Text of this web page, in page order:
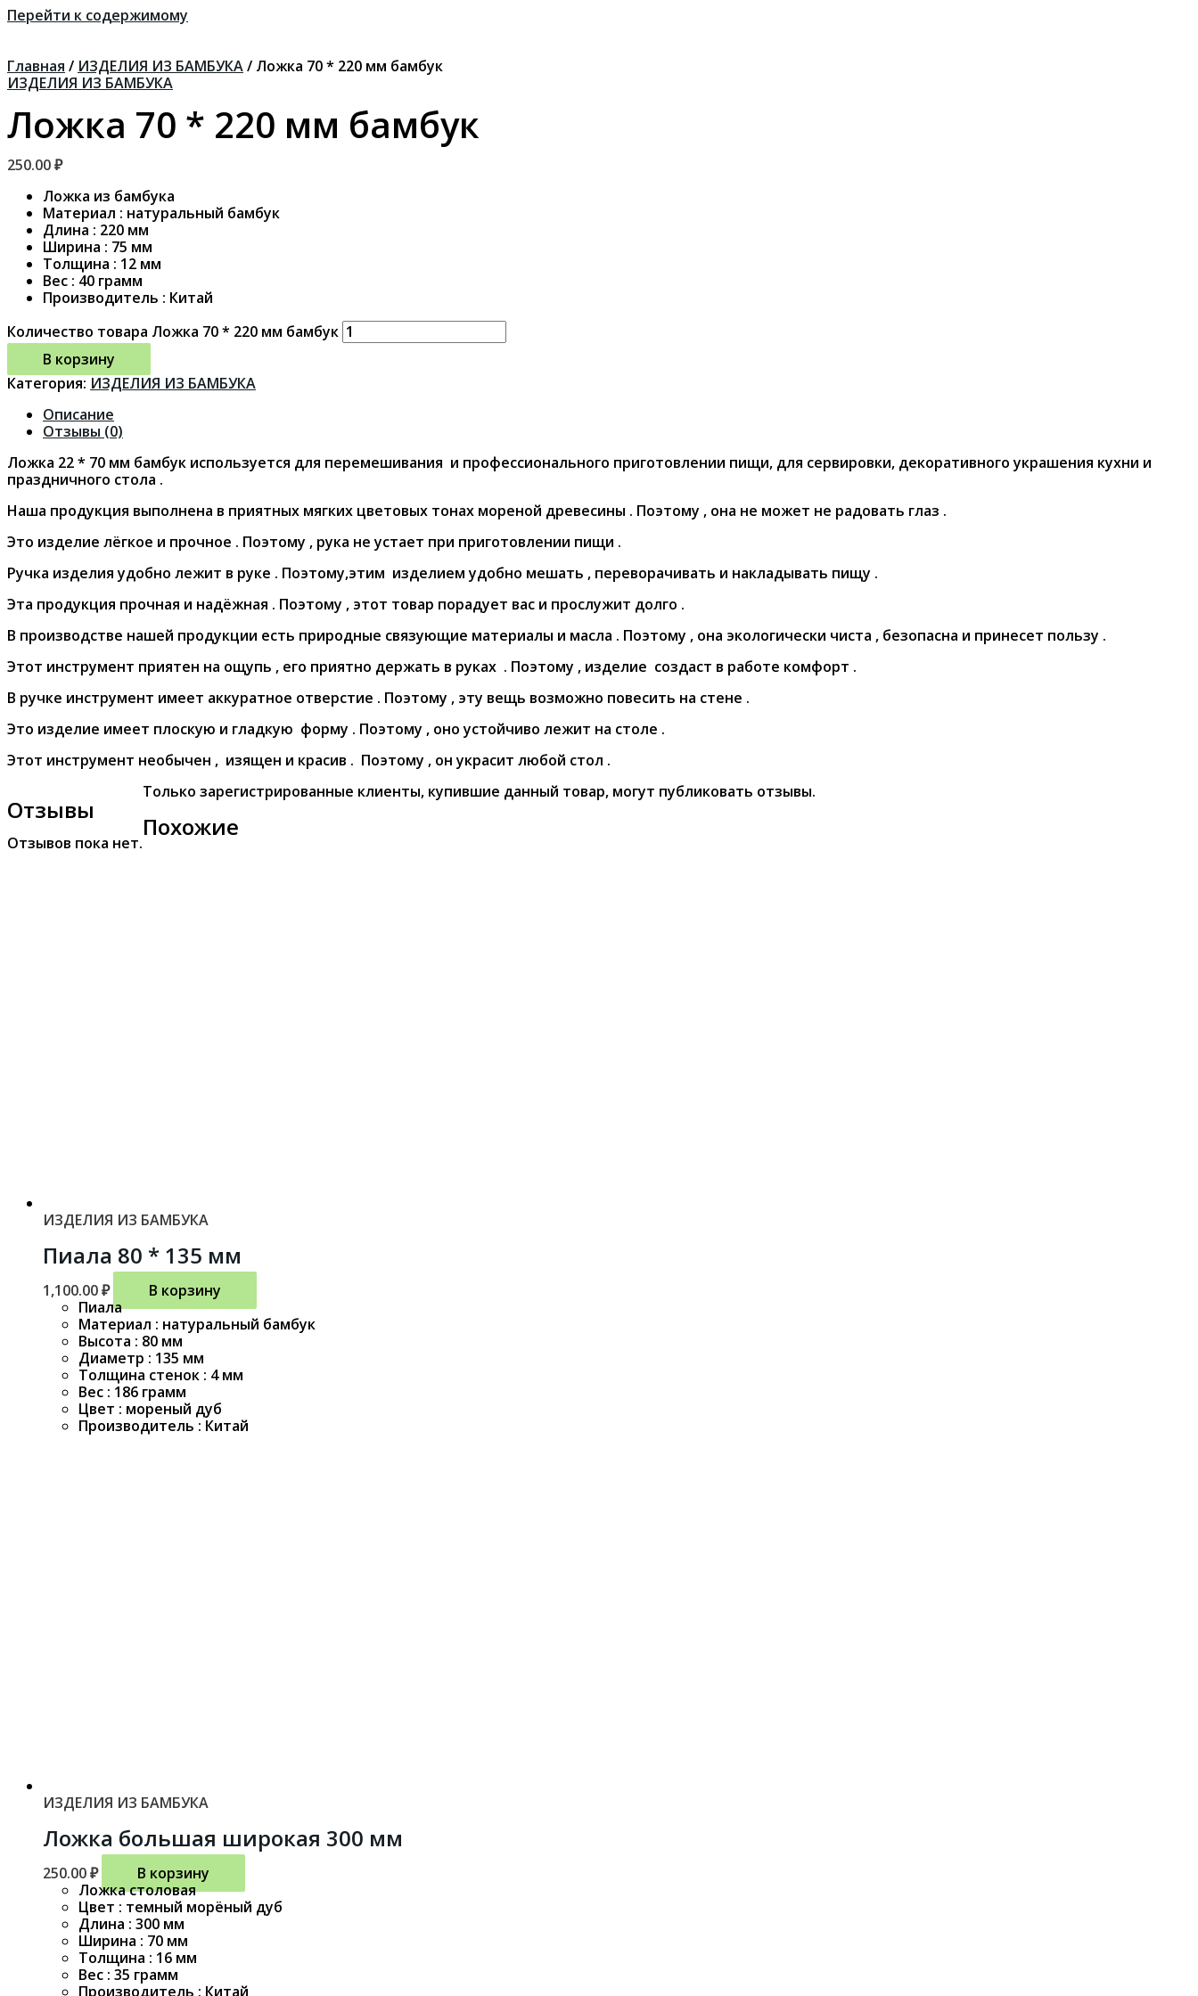
Перейти к содержимому
Главная / ИЗДЕЛИЯ ИЗ БАМБУКА/ Ложка 70 * 220 мм бамбук
ИЗДЕЛИЯ ИЗ БАМБУКА
Ложка 70 * 220 мм бамбук
250.00₽
Ложка из бамбука
Материал : натуральный бамбук
Длина : 220 мм
Ширина : 75 мм
Толщина : 12 мм
Вес : 40 грамм
Производитель : Китай
Количество товара Ложка 70 * 220 мм бамбук
В корзину
Категория: ИЗДЕЛИЯ ИЗ БАМБУКА
Описание
Отзывы (0)
Ложка 22 * 70 мм бамбук используется для перемешивания и профессионального приготовлении пищи, для сервировки, декоративного украшения кухни и
праздничного стола .
Наша продукция выполнена в приятных мягких цветовых тонах мореной древесины . Поэтому , она не может не радовать глаз .
Это изделие лёгкое и прочное . Поэтому , рука не устает при приготовлении пищи .
Ручка изделия удобно лежит в руке . Поэтому,этим изделием удобно мешать , переворачивать и накладывать пищу .
Эта продукция прочная и надёжная . Поэтому , этот товар порадует вас и прослужит долго .
В производстве нашей продукции есть природные связующие материалы и масла . Поэтому , она экологически чиста , безопасна и принесет пользу .
Этот инструмент приятен на ощупь , его приятно держать в руках . Поэтому , изделие создаст в работе комфорт .
В ручке инструмент имеет аккуратное отверстие . Поэтому , эту вещь возможно повесить на стене .
Это изделие имеет плоскую и гладкую форму . Поэтому , оно устойчиво лежит на столе .
Этот инструмент необычен , изящен и красив . Поэтому , он украсит любой стол .
Отзывы
Отзывов пока нет.
Только зарегистрированные клиенты, купившие данный товар, могут публиковать отзывы.
Похожие
ИЗДЕЛИЯ ИЗ БАМБУКА
Пиала 80 * 135 мм
1,100.00₽
В корзину
Пиала
Материал : натуральный бамбук
Высота : 80 мм
Диаметр : 135 мм
Толщина стенок : 4 мм
Вес : 186 грамм
Цвет : мореный дуб
Производитель : Китай
ИЗДЕЛИЯ ИЗ БАМБУКА
Ложка большая широкая 300 мм
250.00₽
В корзину
Ложка столовая
Цвет : темный морёный дуб
Длина : 300 мм
Ширина : 70 мм
Толщина : 16 мм
Вес : 35 грамм
Производитель : Китай